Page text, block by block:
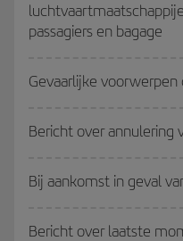
passagiers en bagage
Gevaarlijke voorwerpen
Bericht over annulering
Bij aankomst in geval
Bericht over laatste